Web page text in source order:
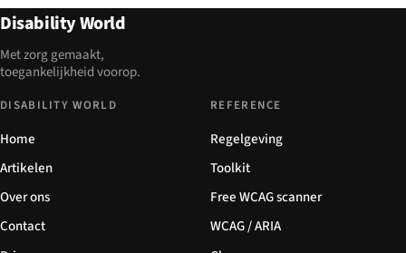
Disability World
Met zorg gemaakt,
toegankelijkheid voorop.
DISABILITY WORLD
Home
Artikelen
Over ons
Contact
REFERENCE
Regelgeving
Toolkit
Free WCAG scanner
WCAG / ARIA